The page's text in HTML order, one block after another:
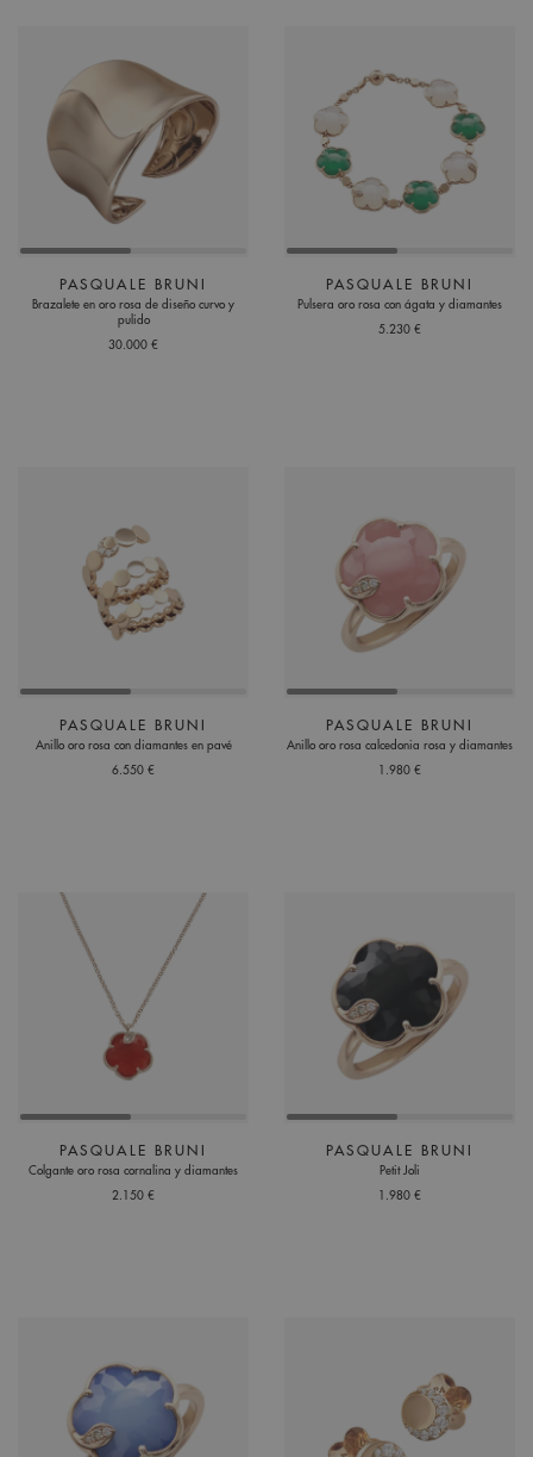
PASQUALE BRUNI
Brazalete en oro rosa de diseño curvo y
pulido
30.000 €
PASQUALE BRUNI
Pulsera oro rosa con ágata y diamantes
5.230 €
PASQUALE BRUNI
Anillo oro rosa con diamantes en pavé
6.550 €
PASQUALE BRUNI
Anillo oro rosa calcedonia rosa y diamantes
1.980 €
PASQUALE BRUNI
Colgante oro rosa cornalina y diamantes
2.150 €
PASQUALE BRUNI
Petit Joli
1.980 €